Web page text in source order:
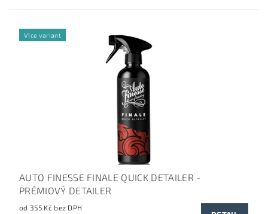
Více variant
AUTO FINESSE FINALE QUICK DETAILER -
PRÉMIOVÝ DETAILER
od 355 Kč bez DPH